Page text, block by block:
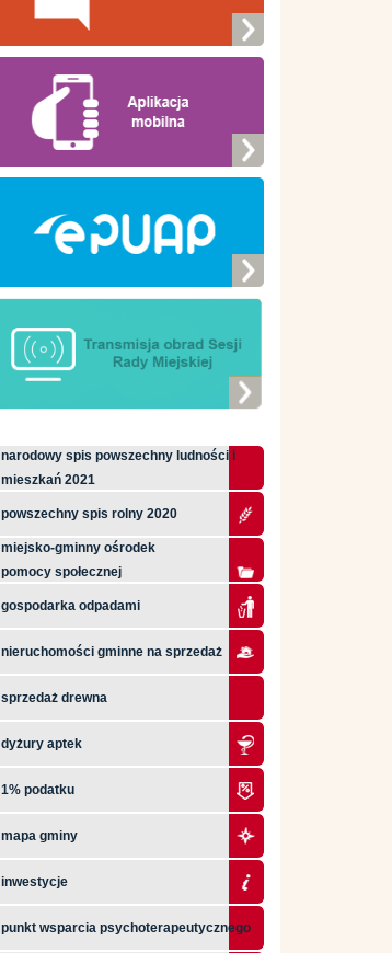
narodowy spis powszechny ludności i
mieszkań 2021
powszechny spis rolny 2020
miejsko-gminny ośrodek
pomocy społecznej
gospodarka odpadami
nieruchomości gminne na sprzedaż
sprzedaż drewna
dyżury aptek
1% podatku
mapa gminy
inwestycje
punkt wsparcia psychoterapeutycznego